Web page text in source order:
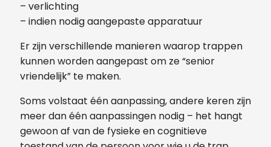
– verlichting
– indien nodig aangepaste apparatuur
Er zijn verschillende manieren waarop trappen
kunnen worden aangepast om ze “senior
vriendelijk” te maken.
Soms volstaat één aanpassing, andere keren zijn
meer dan één aanpassingen nodig – het hangt
gewoon af van de fysieke en cognitieve